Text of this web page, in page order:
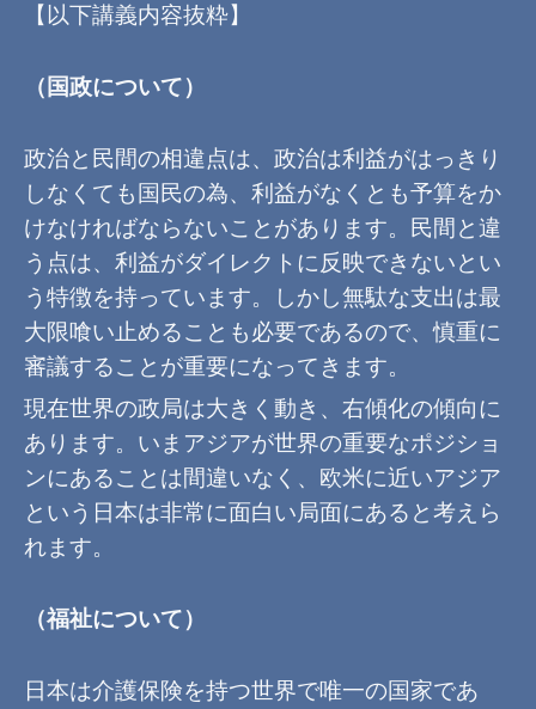
【以下講義内容抜粋】
（国政について）
政治と民間の相違点は、政治は利益がはっきり
しなくても国民の為、利益がなくとも予算をか
けなければならないことがあります。民間と違
う点は、利益がダイレクトに反映できないとい
う特徴を持っています。しかし無駄な支出は最
大限喰い止めることも必要であるので、慎重に
審議することが重要になってきます。
現在世界の政局は大きく動き、右傾化の傾向に
あります。いまアジアが世界の重要なポジショ
ンにあることは間違いなく、欧米に近いアジア
という日本は非常に面白い局面にあると考えら
れます。
（福祉について）
日本は介護保険を持つ世界で唯一の国家であ